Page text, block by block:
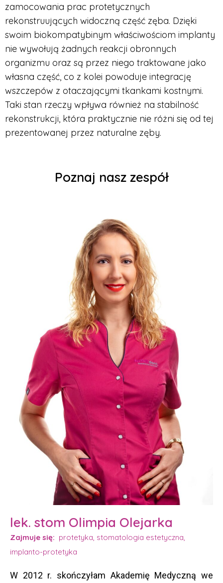
zamocowania prac protetycznych
rekonstruujących widoczną część zęba. Dzięki
swoim biokompatybinym właściwościom implanty
nie wywołują żadnych reakcji obronnych
organizmu oraz są przez niego traktowane jako
własna część, co z kolei powoduje integrację
wszczepów z otaczającymi tkankami kostnymi.
Taki stan rzeczy wpływa również na stabilność
rekonstrukcji, która praktycznie nie różni się od tej
prezentowanej przez naturalne zęby.
Poznaj nasz zespół
lek. stom Olimpia Olejarka
Zajmuje się: protetyka, stomatologia estetyczna,
implanto-protetyka
W 2012 r. skończyłam Akademię Medyczną we